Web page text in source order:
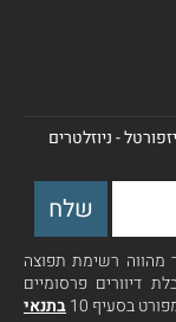
- ניוזלטרים
מהווה רשימת תפוצה
דיוורים פרסומיים
בסעיף 10
בתנאי